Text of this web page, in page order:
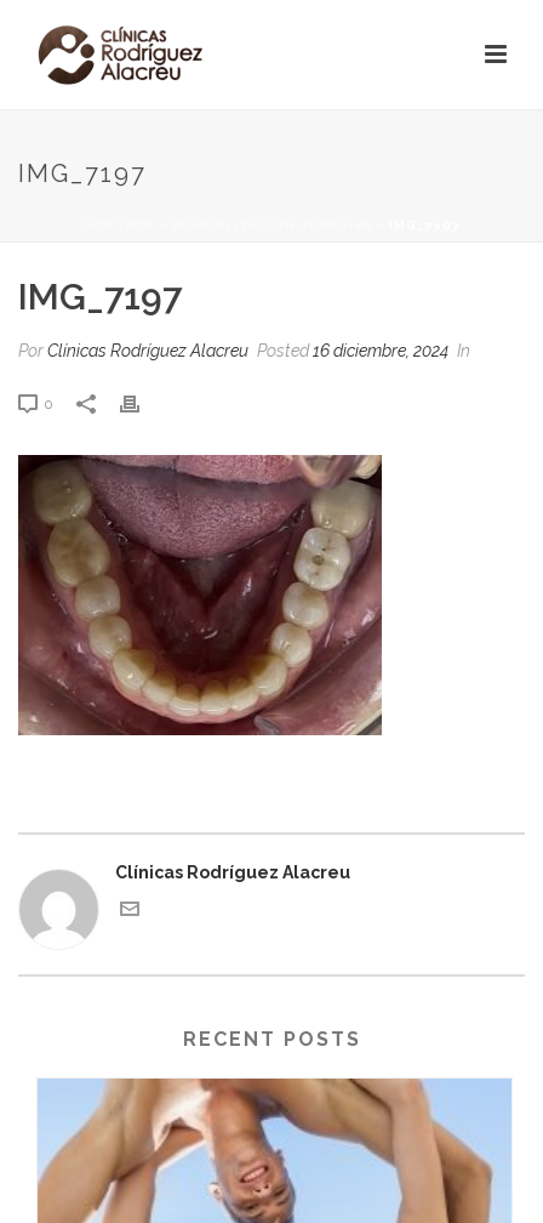
IMG_7197
IMG_7197
PorClínicas Rodríguez Alacreu Posted16 diciembre, 2024 In
0
Clínicas Rodríguez Alacreu
RECENT POSTS